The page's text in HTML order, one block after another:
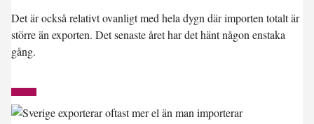
Det är också relativt ovanligt med hela dygn där importen totalt är
större än exporten. Det senaste året har det hänt någon enstaka
gång.